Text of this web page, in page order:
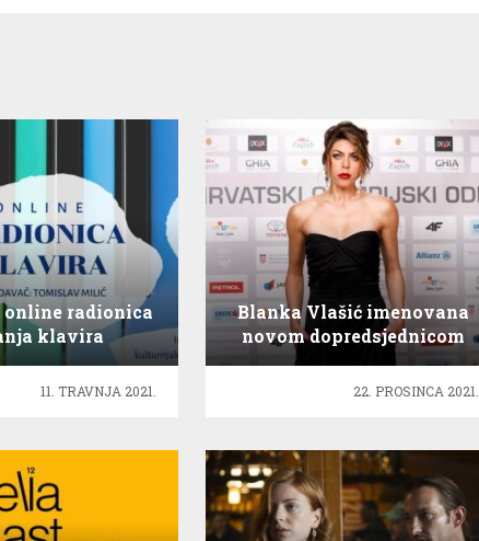
online radionica
klavira
11. TRAVNJA 2021.
Blanka Vlašić imenovana
novom dopredsjednicom
22. PROSINCA 2021.